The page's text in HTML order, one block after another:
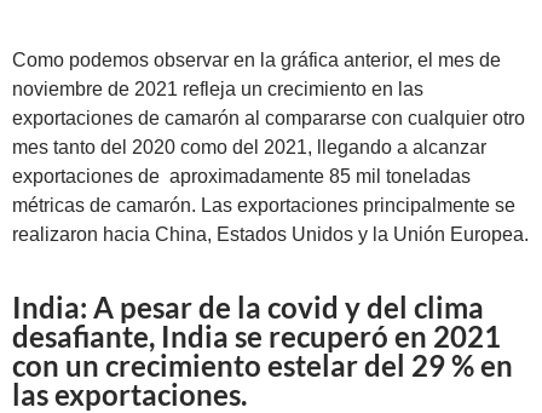
Como podemos observar en la gráfica anterior, el mes de
noviembre de 2021 refleja un crecimiento en las
exportaciones de camarón al compararse con cualquier otro
mes tanto del 2020 como del 2021, llegando a alcanzar
exportaciones de aproximadamente 85 mil toneladas
métricas de camarón. Las exportaciones principalmente se
realizaron hacia China, Estados Unidos y la Unión Europea.
India: A pesar de la covid y del clima
desafiante, India se recuperó en 2021
con un crecimiento estelar del 29 % en
las exportaciones.